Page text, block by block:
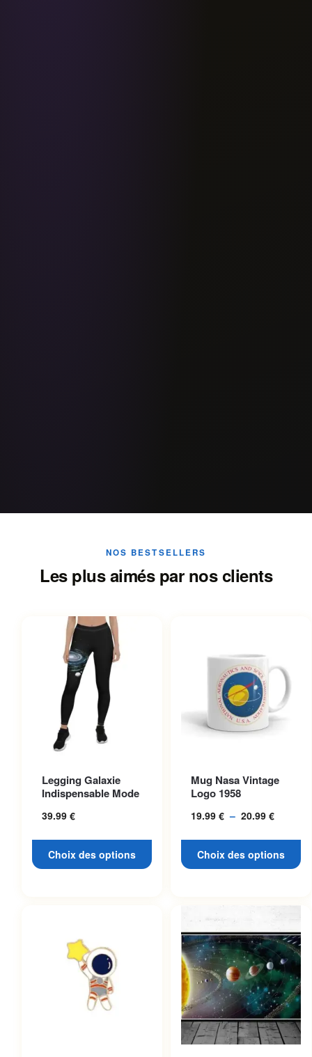
NOS BESTSELLERS
Les plus aimés par nos clients
Legging Galaxie
Indispensable Mode
39.99 €
Choix des options
variations. Les options
peuvent être choisies sur la
page du produit
Mug Nasa Vintage
Logo 1958
19.99 € – 20.99 €
19.99 €
Choix des options
variations. Les options
peuvent être choisies sur la
page du produit